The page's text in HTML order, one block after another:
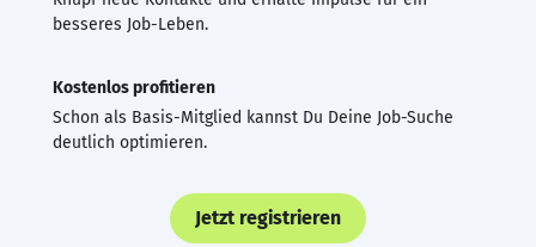
besseres Job-Leben.
Kostenlos profitieren
Schon als Basis-Mitglied kannst Du Deine Job-Suche
deutlich optimieren.
Jetzt registrieren